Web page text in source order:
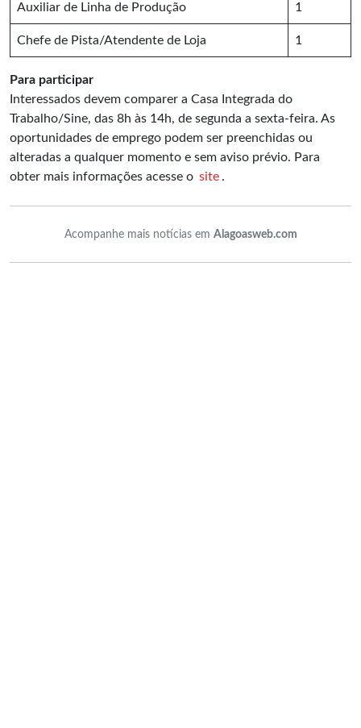
Auxiliar de Linha de Produção 1
Chefe de Pista/Atendente de Loja 1
Para participar
Interessados devem comparer a Casa Integrada do
Trabalho/Sine, das 8h às 14h, de segunda a sexta-feira. As
oportunidades de emprego podem ser preenchidas ou
alteradas a qualquer momento e sem aviso prévio. Para
obter mais informações acesse o site .
Acompanhe mais notícias em Alagoasweb.com